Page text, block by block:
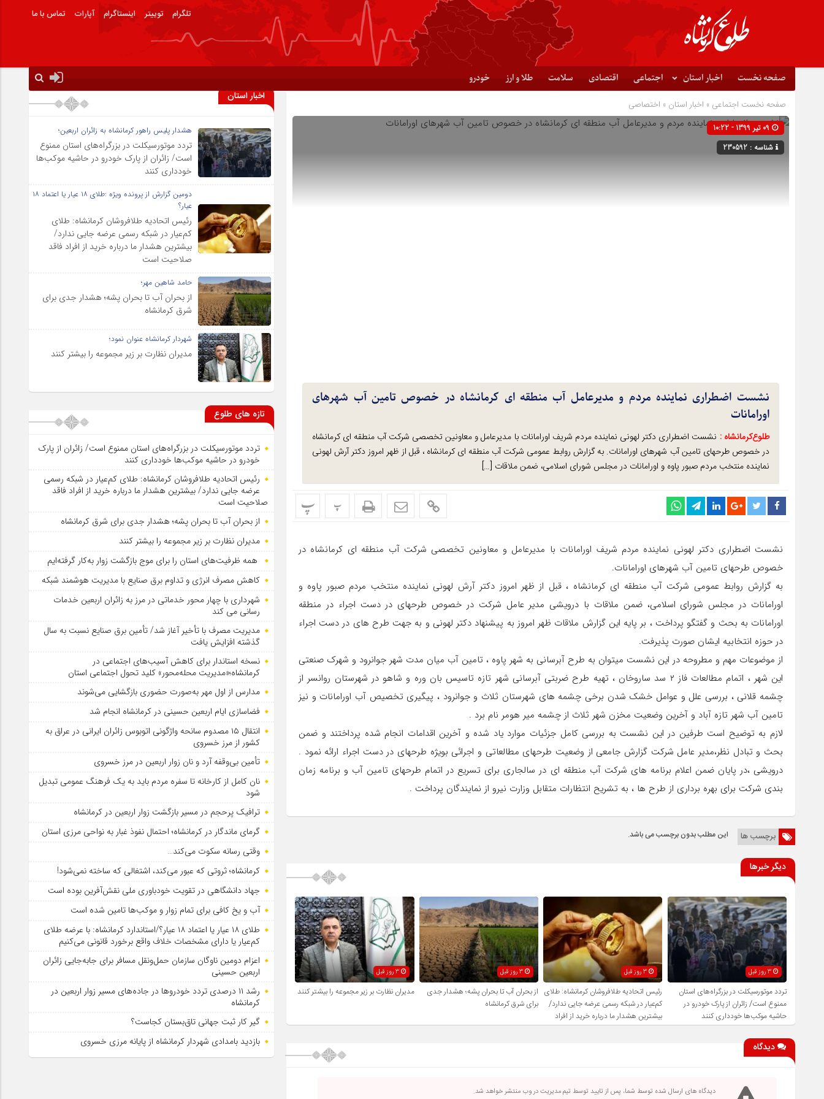
تلگرام توییتر اینستاگرام آپارات تماس با ما
صفحه نخست اخبار استان اجتماعی اقتصادی سلامت طلا و ارز خودرو
صفحه نخست اجتماعی » اخبار استان » اختصاصی
شناسه : 230592
نشست اضطراری نماینده مردم و مدیرعامل آب منطقه ای کرمانشاه در خصوص تامین آب شهرهای
اورامانات
طلوع‌‌کرمانشاه : نشست اضطراری دکتر لهونی نماینده مردم شریف اورامانات با مدیرعامل و معاونین تخصصی شرکت آب منطقه ای کرمانشاه
در خصوص طرحهای تامین آب شهرهای اورامانات. به گزارش روابط عمومی شرکت آب منطقه ای کرمانشاه ، قبل از ظهر امروز دکتر آرش لهونی
نماینده منتخب مردم صبور پاوه و اورامانات در مجلس شورای اسلامی، ضمن ملاقات […]
پ پ
نشست اضطراری دکتر لهونی نماینده مردم شریف اورامانات با مدیرعامل و معاونین تخصصی شرکت آب منطقه ای کرمانشاه در
خصوص طرحهای تامین آب شهرهای اورامانات.
به گزارش روابط عمومی شرکت آب منطقه ای کرمانشاه ، قبل از ظهر امروز دکتر آرش لهونی نماینده منتخب مردم صبور پاوه و
اورامانات در مجلس شورای اسلامی، ضمن ملاقات با درویشی مدیر عامل شرکت در خصوص طرحهای در دست اجراء در منطقه
اورامانات به بحث و گفتگو پرداخت ، بر پایه این گزارش ملاقات ظهر امروز به پیشنهاد دکتر لهونی و به جهت طرح های در دست اجراء
در حوزه انتخابیه ایشان صورت پذیرفت.
از موضوعات مهم و مطروحه در این نشست میتوان به طرح آبرسانی به شهر پاوه ، تامین آب میان مدت شهر جوانرود و شهرک صنعتی
این شهر ، اتمام مطالعات فاز ۲ سد ساروخان ، تهیه طرح ضربتی آبرسانی شهر تازه تاسیس بان وره و شاهو در شهرستان روانسر از
چشمه قلانی ، بررسی علل و عوامل خشک شدن برخی چشمه های شهرستان ثلاث و جوانرود ، پیگیری تخصیص آب اورامانات و نیز
تامین آب شهر تازه آباد و آخرین وضعیت مخزن شهر ثلاث از چشمه میر هومر نام برد .
لازم به توضیح است طرفین در این نشست به بررسی کامل جزئیات موارد یاد شده و آخرین اقدامات انجام شده پرداختند و ضمن
بحث و تبادل نظر،مدیر عامل شرکت گزارش جامعی از وضعیت طرحهای مطالعاتی و اجرائی بویژه طرحهای در دست اجراء ارائه نمود .
درویشی ،در پایان ضمن اعلام برنامه های شرکت آب منطقه ای در سالجاری برای تسریع در اتمام طرحهای تامین آب و برنامه زمان
بندی شرکت برای بهره برداری از طرح ها ، به تشریح انتظارات متقابل وزارت نیرو از نمایندگان پرداخت .
برچسب ها این مطلب بدون برچسب می باشد.
دیگر خبرها
3 روز قبل
تردد موتورسیکلت در بزرگراه‌های استان
ممنوع است/ زائران از پارک خودرو در
حاشیه موکب‌ها خودداری کنند
3 روز قبل
رئیس اتحادیه طلافروشان کرمانشاه: طلای
کم‌عیار در شبکه رسمی عرضه جایی ندارد/
بیشترین هشدار ما درباره خرید از افراد
فاقد صلاحیت است
3 روز قبل
از بحران آب تا بحران پشه؛ هشدار جدی
برای شرق کرمانشاه
3 روز قبل
مدیران نظارت بر زیر مجموعه را بیشتر کنند
دیدگاه
دیدگاه های ارسال شده توسط شما، پس از تایید توسط تیم مدیریت در وب منتشر خواهد شد.
اخبار استان
هشدار پلیس راهور کرمانشاه به زائران اربعین؛
تردد موتورسیکلت در بزرگراه‌های استان ممنوع
است/ زائران از پارک خودرو در حاشیه موکب‌ها
خودداری کنند
دومین گزارش از پرونده ویژه :طلای ۱۸ عیار یا اعتماد ۱۸
عیار؟
رئیس اتحادیه طلافروشان کرمانشاه: طلای
کم‌عیار در شبکه رسمی عرضه جایی ندارد/
بیشترین هشدار ما درباره خرید از افراد فاقد
صلاحیت است
حامد شاهین مهر؛
از بحران آب تا بحران پشه؛ هشدار جدی برای
شرق کرمانشاه
شهردار کرمانشاه عنوان نمود؛
مدیران نظارت بر زیر مجموعه را بیشتر کنند
تازه های طلوع
تردد موتورسیکلت در بزرگراه‌های استان ممنوع است/ زائران از پارک
خودرو در حاشیه موکب‌ها خودداری کنند
رئیس اتحادیه طلافروشان کرمانشاه: طلای کم‌عیار در شبکه رسمی
عرضه جایی ندارد/ بیشترین هشدار ما درباره خرید از افراد فاقد
صلاحیت است
از بحران آب تا بحران پشه؛ هشدار جدی برای شرق کرمانشاه
مدیران نظارت بر زیر مجموعه را بیشتر کنند
همه ظرفیت‌های استان را برای موج بازگشت زوار به‌کار گرفته‌ایم
کاهش مصرف انرژی و تداوم برق صنایع با مدیریت هوشمند شبکه
شهرداری با چهار محور خدماتی در مرز به زائران اربعین خدمات
رسانی می کند
مدیریت مصرف با تأخیر آغاز شد/ تأمین برق صنایع نسبت به سال
گذشته افزایش یافت
نسخه استاندار برای کاهش آسیب‌های اجتماعی در
کرمانشاه؛«مدیریت محله‌محور» کلید تحول اجتماعی استان
مدارس از اول مهر به‌صورت حضوری بازگشایی می‌شوند
فضاسازی ایام اربعین حسینی در کرمانشاه انجام شد
انتقال ۱۵ مصدوم سانحه واژگونی اتوبوس زائران ایرانی در عراق به
کشور از مرز خسروی
تأمین بی‌وقفه آرد و نان زوار اربعین در مرز خسروی
نان کامل از کارخانه تا سفره مردم باید به یک فرهنگ عمومی تبدیل
شود
ترافیک پرحجم در مسیر بازگشت زوار اربعین در کرمانشاه
گرمای ماندگار در کرمانشاه؛ احتمال نفوذ غبار به نواحی مرزی استان
وقتی رسانه سکوت می‌کند…
کرمانشاه؛ ثروتی که عبور می‌کند، اشتغالی که ساخته نمی‌شود!
جهاد دانشگاهی در تقویت خودباوری ملی نقش‌آفرین بوده است
آب و یخ کافی برای تمام زوار و موکب‌ها تامین شده است
طلای ۱۸ عیار یا اعتماد ۱۸ عیار؟/استاندارد کرمانشاه: با عرضه طلای
کم‌عیار یا دارای مشخصات خلاف واقع برخورد قانونی می‌کنیم
اعزام دومین ناوگان سازمان حمل‌ونقل مسافر برای جابه‌جایی زائران
اربعین حسینی
رشد ۱۱ درصدی تردد خودروها در جاده‌های مسیر زوار اربعین در
کرمانشاه
گیر کار ثبت جهانی تاق‌بستان کجاست؟
بازدید بامدادی شهردار کرمانشاه از پایانه مرزی خسروی